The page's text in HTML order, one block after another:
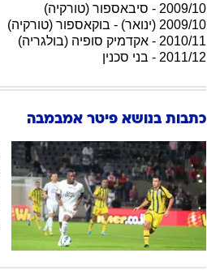
2009/10 - סיבאספור (טורקיה)
2009/10 (ינואר) - בוקאספור (טורקיה)
2010/11 - אקדמיק סופיה (בולגריה)
2011/12 - בני סכנין
כתבות בנושא פיטר אמבמבה